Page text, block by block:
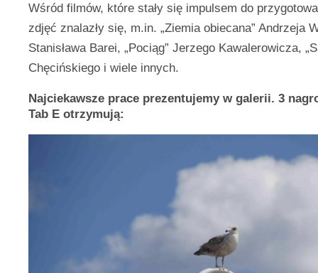
Wśród filmów, które stały się impulsem do
zdjęć znalazły się, m.in. „Ziemia obiecana” Andrzeja
Stanisława Barei, „Pociąg” Jerzego Kawalerowicza,
Chęcińskiego i wiele innych.
Najciekawsze prace prezentujemy w galerii. 3
Tab E otrzymują: